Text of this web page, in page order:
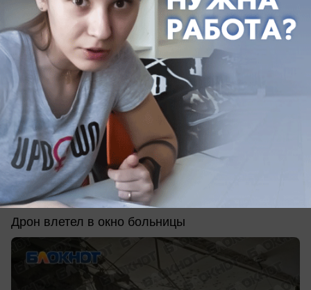
сегодня в 08:50
Происшествия
ВСУ целенаправленно ударили по
больнице в Донецке - есть погибшие
Дрон влетел в окно больницы